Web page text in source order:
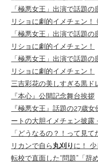
「極悪女王」出演で話題
リショに劇的イメチェン！
「極悪女王」出演で話題
リショに劇的イメチェン！
「極悪女王」出演で話題
リショに劇的イメチェン！
三吉彩花の美しすぎる黒ド
『本心』公開記念舞台挨拶
『極悪女王』話題の27歳
ートの大胆イメチェン披露
「どうなるの？！って見
リカンで自ら丸刈り に！ 少
転校で直面した“問題”「辞